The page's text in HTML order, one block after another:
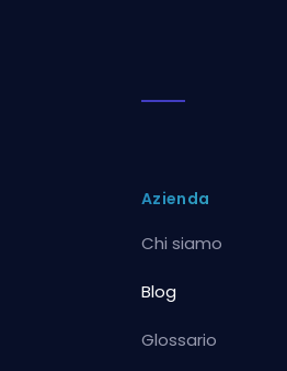
Azienda
Chi siamo
Blog
Glossario